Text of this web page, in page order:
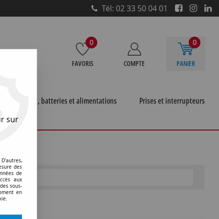
Tél: 02 33 50 04 01
0
FAVORIS COMPTE
0
PANIER
Piles, batteries et alimentations
Prises et interrupteurs
sur
des
de
aux
sous-
en